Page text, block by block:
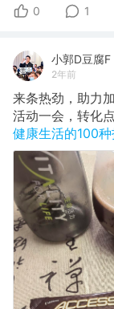
0 1
小郭D豆腐F
2年前
来条热劲，助力
活动一会，转化
健康生活的100